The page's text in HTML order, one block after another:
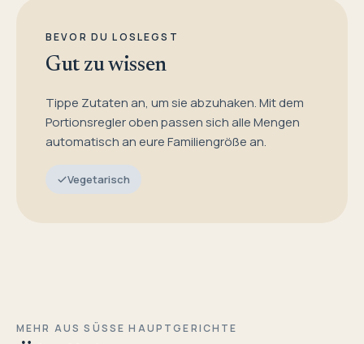
BEVOR DU LOSLEGST
Gut zu wissen
Tippe Zutaten an, um sie abzuhaken. Mit dem
Portionsregler oben passen sich alle Mengen
automatisch an eure Familiengröße an.
Vegetarisch
MEHR AUS SÜSSE HAUPTGERICHTE